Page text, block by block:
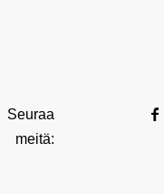
Seuraa
meitä: